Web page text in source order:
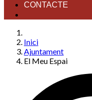
CONTACTE
Inici
Ajuntament
El Meu Espai